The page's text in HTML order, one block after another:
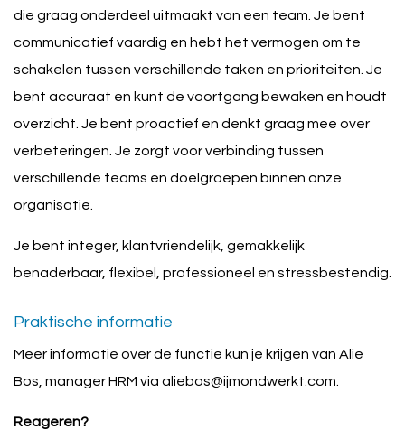
die graag onderdeel uitmaakt van een team. Je bent
communicatief vaardig en hebt het vermogen om te
schakelen tussen verschillende taken en prioriteiten. Je
bent accuraat en kunt de voortgang bewaken en houdt
overzicht. Je bent proactief en denkt graag mee over
verbeteringen. Je zorgt voor verbinding tussen
verschillende teams en doelgroepen binnen onze
organisatie.
Je bent integer, klantvriendelijk, gemakkelijk
benaderbaar, flexibel, professioneel en stressbestendig.
Praktische informatie
Meer informatie over de functie kun je krijgen van Alie
Bos, manager HRM via aliebos@ijmondwerkt.com.
Reageren?